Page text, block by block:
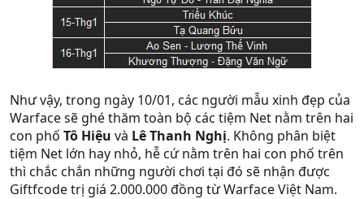
Như vậy, trong ngày 10/01, các người mẫu xinh đẹp của
Warface sẽ ghé thăm toàn bộ các tiệm Net nằm trên hai
con phố Tô Hiệu và Lê Thanh Nghị. Không phân biệt
tiệm Net lớn hay nhỏ, hễ cứ nằm trên hai con phố trên
thì chắc chắn những người chơi tại đó sẽ nhận được
Giftfcode trị giá 2.000.000 đồng từ Warface Việt Nam.